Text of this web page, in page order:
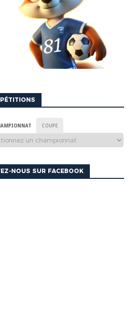
COUPE
NOUS SUR FACEBOOK